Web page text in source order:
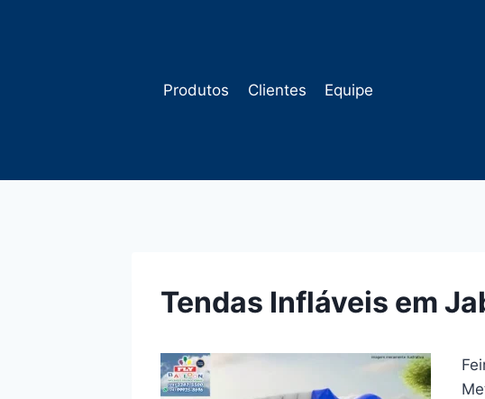
Produtos Clientes Equipe
Tendas Infláveis em